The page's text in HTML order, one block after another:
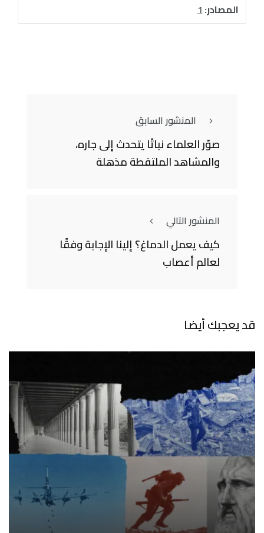
المصادر:1
المنشور السابق
صوّر العلماء نباتًا يتحدث إلى جاره،
والمشاهد الملتقطة مذهلة
المنشور التالي
كيف يعمل الدماغ؟ إلينا الإجابة وفقًا
لعالم أعصاب
قد يعجبك أيضا